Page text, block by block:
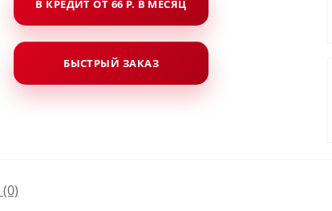
В КРЕДИТ ОТ 66 Р. В МЕСЯЦ
БЫСТРЫЙ ЗАКАЗ
(0)